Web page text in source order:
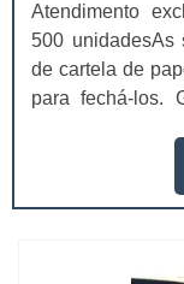
Atendimento
500 unidadesAs
de cartela de
para fechá-los.
casa;Entre